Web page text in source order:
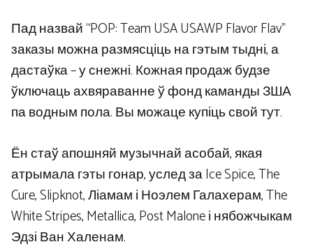
Пад назвай “POP: Team USA USAWP Flavor Flav”
заказы можна размясціць на гэтым тыдні, а
дастаўка – у снежні. Кожная продаж будзе
ўключаць ахвяраванне ў фонд каманды ЗША
па водным пола. Вы можаце купіць свой тут.
Ён стаў апошняй музычнай асобай, якая
атрымала гэты гонар, услед за Ice Spice, The
Cure, Slipknot, Ліамам і Ноэлем Галахерам, The
White Stripes, Metallica, Post Malone і нябожчыкам
Эдзі Ван Халенам.